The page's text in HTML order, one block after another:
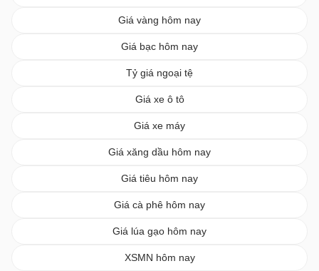
Giá vàng hôm nay
Giá bạc hôm nay
Tỷ giá ngoại tệ
Giá xe ô tô
Giá xe máy
Giá xăng dầu hôm nay
Giá tiêu hôm nay
Giá cà phê hôm nay
Giá lúa gạo hôm nay
XSMN hôm nay